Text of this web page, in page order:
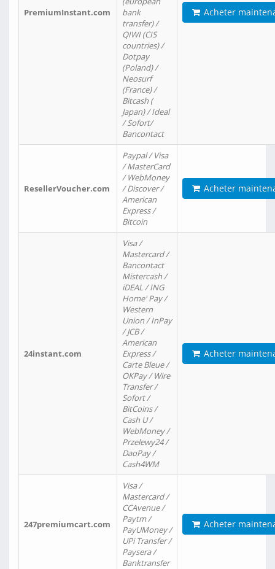
PremiumInstant.com
bank
transfer) /
QIWI (CIS
countries) /
Dotpay
(Poland) /
Neosurf
(France) /
Bitcash (
Japan) / Ideal
/ Sofort/
Bancontact
Acheter
ResellerVoucher.com
Paypal / Visa
/ MasterCard
/ WebMoney
/ Discover /
American
Express /
Bitcoin
Acheter
24instant.com
Visa /
Mastercard /
Bancontact
Mistercash /
iDEAL / ING
Home' Pay /
Western
Union / InPay
/ JCB /
American
Express /
Carte Bleue /
OKPay / Wire
Transfer /
Sofort /
BitCoins /
Cash U /
WebMoney /
Przelewy24 /
DaoPay /
Cash4WM
Acheter
247premiumcart.com
Visa /
Mastercard /
CCAvenue /
Paytm /
PayUMoney /
UPi Transfer /
Paysera /
Banktransfer
Acheter